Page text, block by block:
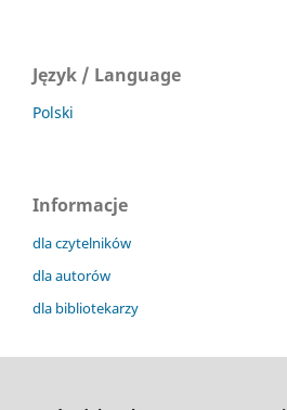
Język / Language
Polski
Informacje
dla czytelników
dla autorów
dla bibliotekarzy